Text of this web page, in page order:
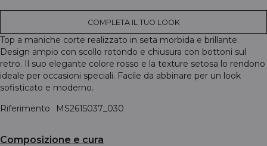
COMPLETA IL TUO LOOK
Top a maniche corte realizzato in seta morbida e brillante.
Design ampio con scollo rotondo e chiusura con bottoni sul
retro. Il suo elegante colore rosso e la texture setosa lo rendono
ideale per occasioni speciali. Facile da abbinare per un look
sofisticato e moderno.
Riferimento
MS2615037_030
Composizione e cura